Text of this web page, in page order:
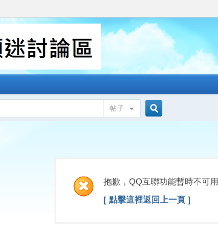
帖子
索
抱歉，QQ互聯功能暫時不可用
[ 點擊這裡返回上一頁 ]